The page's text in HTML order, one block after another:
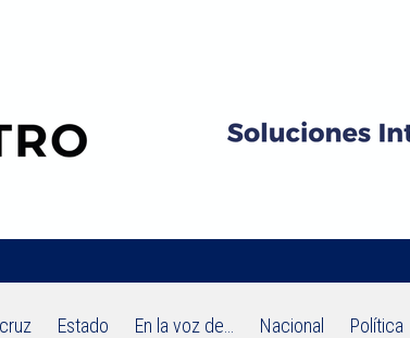
Estado En la voz de… Nacional Política